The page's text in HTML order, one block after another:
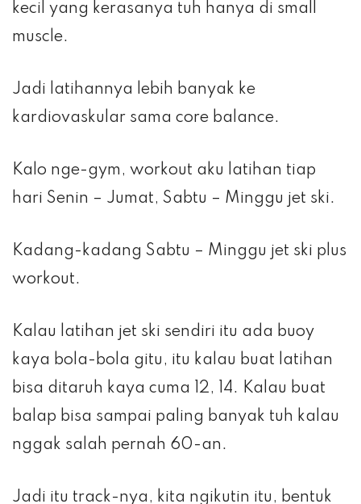
kecil yang kerasanya tuh hanya di small
muscle.
Jadi latihannya lebih banyak ke
kardiovaskular sama core balance.
Kalo nge-gym, workout aku latihan tiap
hari Senin – Jumat, Sabtu – Minggu jet ski.
Kadang-kadang Sabtu – Minggu jet ski plus
workout.
Kalau latihan jet ski sendiri itu ada buoy
kaya bola-bola gitu, itu kalau buat latihan
bisa ditaruh kaya cuma 12, 14. Kalau buat
balap bisa sampai paling banyak tuh kalau
nggak salah pernah 60-an.
Jadi itu track-nya, kita ngikutin itu, bentuk